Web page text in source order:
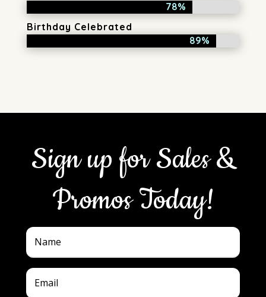
78%
78%
Birthday Celebrated
89%
89%
Sign up for Sales &
Promos Today!